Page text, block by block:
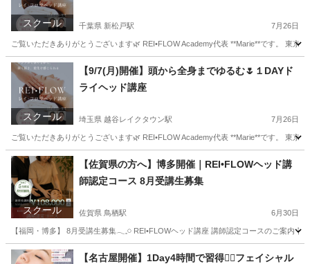
スクール 千葉県 新松戸駅 7月26日
ご覧いただきありがとうございます🌿 REI•FLOW Academy代表 **Marie**です。 東
千葉 松戸市 新松戸駅 ヘッドスパ ヘッド
スクール
【9/7(月)開催】頭から全身までゆるむ🌷１DAYド
ライヘッド講座
埼玉県 越谷レイクタウン駅 7月26日
ご覧いただきありがとうございます🌿 REI•FLOW Academy代表 **Marie**です。 東
埼玉 川越市 越谷レイクタウン駅 快眠
スクール
【佐賀県の方へ】博多開催｜REI•FLOWヘッド講
師認定コース 8月受講生募集
佐賀県 鳥栖駅 6月30日
【福岡・博多】 8月受講生募集𓂃𓈒𓏸 REI•FLOWヘッド講座 講師認定コースのご案内
佐賀 佐賀市 鳥栖駅 ヘッドスパ ヘッド
【名古屋開催】1Day4時間で習得❤️‍🔥フェイシャル